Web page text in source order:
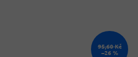
95,60 Kč
–26 %